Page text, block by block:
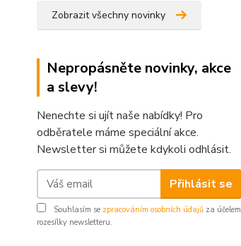
Zobrazit všechny novinky
Nepropásněte novinky, akce
a slevy!
Nenechte si ujít naše nabídky! Pro
odběratele máme speciální akce.
Newsletter si můžete kdykoli odhlásit.
Přihlásit se
Souhlasím se zpracováním osobních údajů za účelem
rozesílky newsletteru.